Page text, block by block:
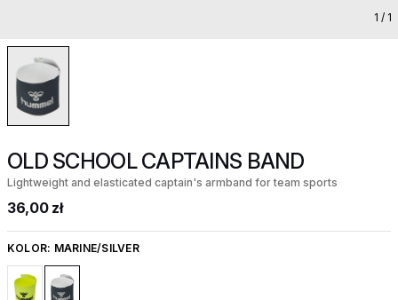
1 / 1
OLD SCHOOL CAPTAINS BAND
Lightweight and elasticated captain's armband for team sports
36,00 zł
KOLOR: MARINE/SILVER